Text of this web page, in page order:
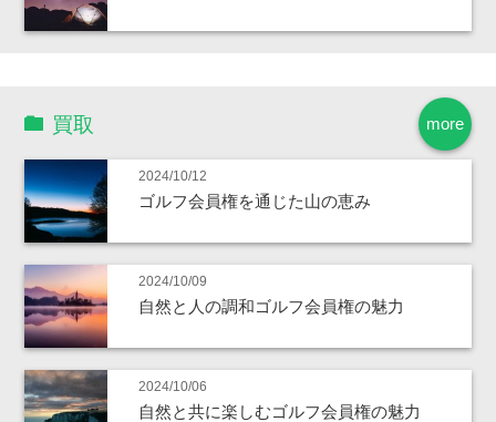
more
買取
2024/10/12
ゴルフ会員権を通じた山の恵み
2024/10/09
自然と人の調和ゴルフ会員権の魅力
2024/10/06
自然と共に楽しむゴルフ会員権の魅力